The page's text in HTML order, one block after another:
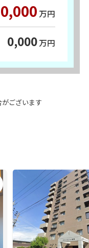
0,000 万円
0,000万円
ございます